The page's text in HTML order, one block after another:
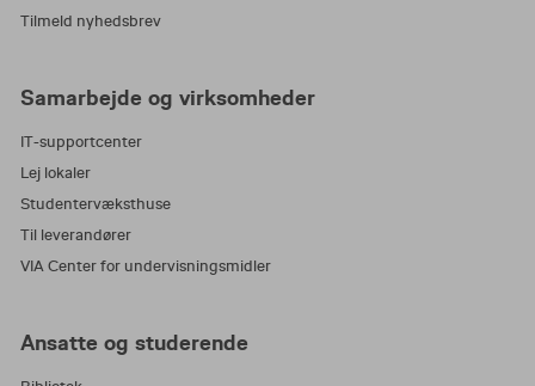
Tilmeld nyhedsbrev
Samarbejde og virksomheder
IT-supportcenter
Lej lokaler
Studentervæksthuse
Til leverandører
VIA Center for undervisningsmidler
Ansatte og studerende